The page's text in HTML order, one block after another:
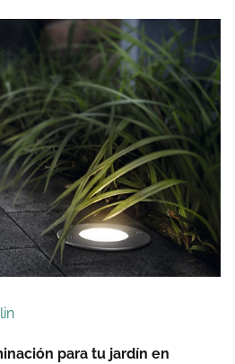
para tu jardín en